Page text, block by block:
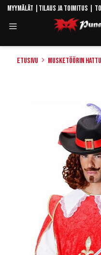
Myymälät Tilaus ja toimitus |
Etusivu Musketöörin hattu